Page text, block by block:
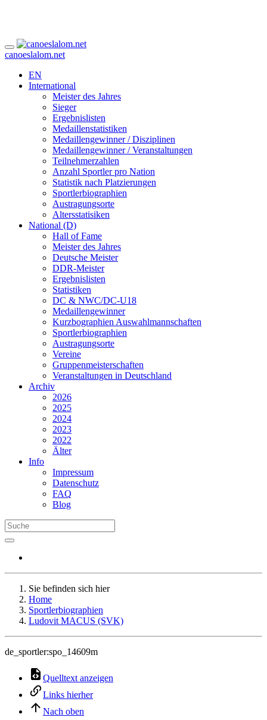
canoeslalom.net
EN
International
Meister des Jahres
Sieger
Ergebnislisten
Medaillenstatistiken
Medaillengewinner / Disziplinen
Medaillengewinner / Veranstaltungen
Teilnehmerzahlen
Anzahl Sportler pro Nation
Statistik nach Platzierungen
Sportlerbiographien
Austragungsorte
Altersstatisiken
National (D)
Hall of Fame
Meister des Jahres
Deutsche Meister
DDR-Meister
Ergebnislisten
Statistiken
DC & NWC/DC-U18
Medaillengewinner
Kurzbographien Auswahlmannschaften
Sportlerbiographien
Austragungsorte
Vereine
Gruppenmeisterschaften
Veranstaltungen in Deutschland
Archiv
2026
2025
2024
2023
2022
Älter
Info
Impressum
Datenschutz
FAQ
Blog
Sie befinden sich hier
Home
Sportlerbiographien
Ludovit MACUS (SVK)
de_sportler:spo_14609m
Quelltext anzeigen
Links hierher
Nach oben